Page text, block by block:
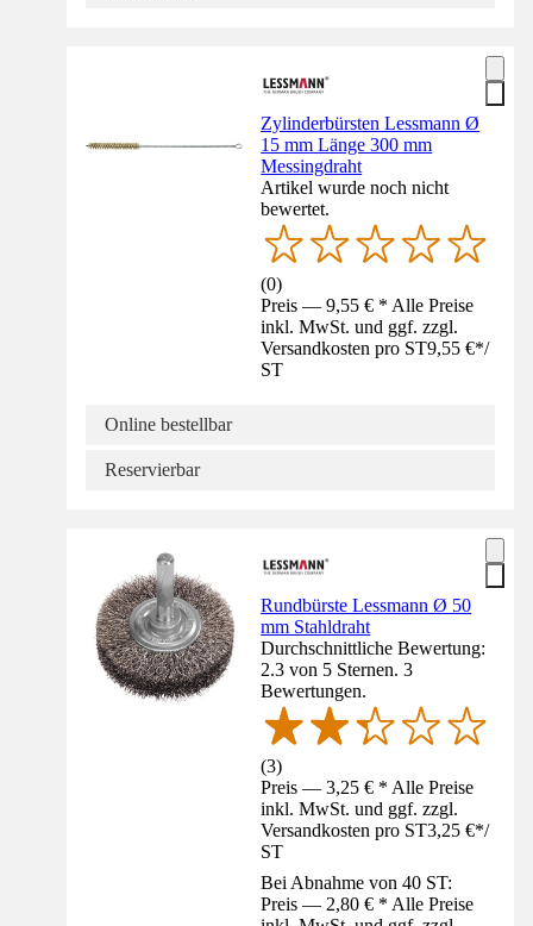
Zylinderbürsten Lessmann Ø
15 mm Länge 300 mm
Messingdraht
Artikel wurde noch nicht
bewertet.
(0)
Preis — 9,55 € * Alle Preise
inkl. MwSt. und ggf. zzgl.
Versandkosten pro ST9,55 €*/
ST
Online bestellbar
Reservierbar
Rundbürste Lessmann Ø 50
mm Stahldraht
Durchschnittliche Bewertung:
2.3 von 5 Sternen. 3
Bewertungen.
(3)
Preis — 3,25 € * Alle Preise
inkl. MwSt. und ggf. zzgl.
Versandkosten pro ST3,25 €*/
ST
Bei Abnahme von 40 ST:
Preis — 2,80 € * Alle Preise